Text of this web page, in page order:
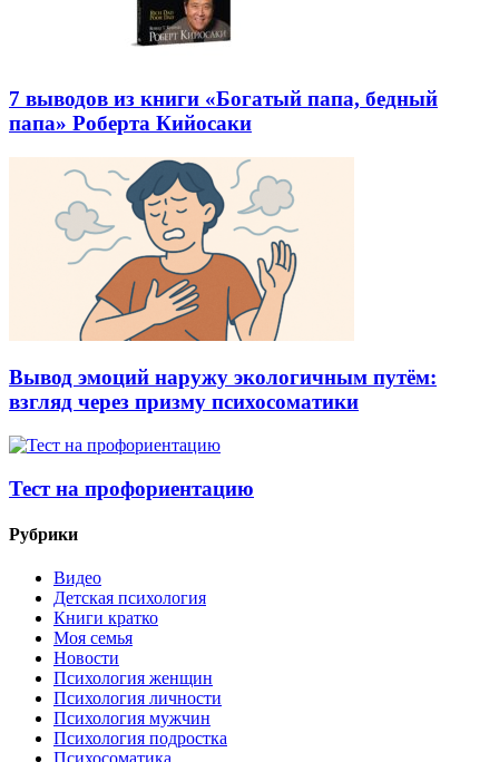
7 выводов из книги «Богатый папа, бедный
папа» Роберта Кийосаки
Вывод эмоций наружу экологичным путём:
взгляд через призму психосоматики
Тест на профориентацию
Рубрики
Видео
Детская психология
Книги кратко
Моя семья
Новости
Психология женщин
Психология личности
Психология мужчин
Психология подростка